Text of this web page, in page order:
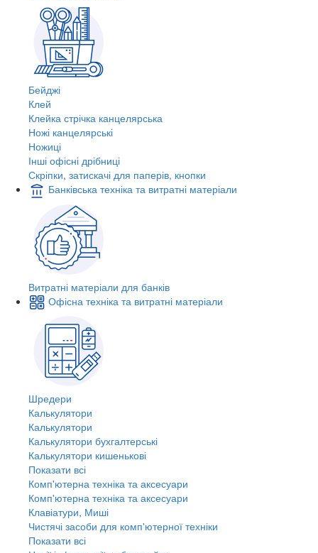
Бейджі
Клей
Клейка стрічка канцелярська
Ножі канцелярські
Ножиці
Інші офісні дрібниці
Скріпки, затискачі для паперів, кнопки
Банківська техніка та витратні матеріали
Витратні матеріали для банків
Офісна техніка та витратні матеріали
Шредери
Калькулятори
Калькулятори
Калькулятори бухгалтерські
Калькулятори кишенькові
Показати всі
Комп'ютерна техніка та аксесуари
Комп'ютерна техніка та аксесуари
Клавіатури, Миші
Чистячі засоби для комп'ютерної техніки
Показати всі